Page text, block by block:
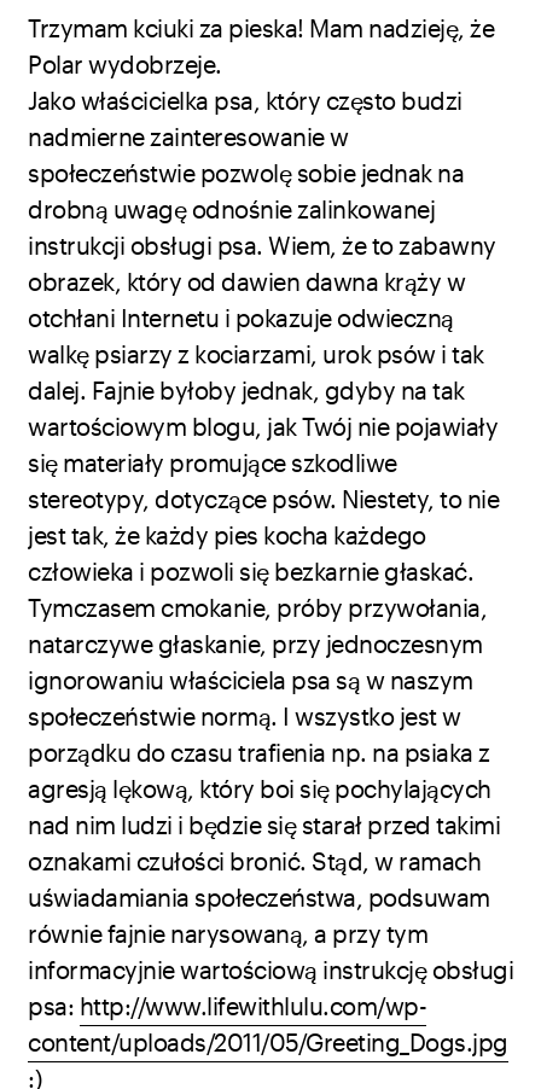
Trzymam kciuki za pieska! Mam nadzieję, że
Polar wydobrzeje.
Jako właścicielka psa, który często budzi
nadmierne zainteresowanie w
społeczeństwie pozwolę sobie jednak na
drobną uwagę odnośnie zalinkowanej
instrukcji obsługi psa. Wiem, że to zabawny
obrazek, który od dawien dawna krąży w
otchłani Internetu i pokazuje odwieczną
walkę psiarzy z kociarzami, urok psów i tak
dalej. Fajnie byłoby jednak, gdyby na tak
wartościowym blogu, jak Twój nie pojawiały
się materiały promujące szkodliwe
stereotypy, dotyczące psów. Niestety, to nie
jest tak, że każdy pies kocha każdego
człowieka i pozwoli się bezkarnie głaskać.
Tymczasem cmokanie, próby przywołania,
natarczywe głaskanie, przy jednoczesnym
ignorowaniu właściciela psa są w naszym
społeczeństwie normą. I wszystko jest w
porządku do czasu trafienia np. na psiaka z
agresją lękową, który boi się pochylających
nad nim ludzi i będzie się starał przed takimi
oznakami czułości bronić. Stąd, w ramach
uświadamiania społeczeństwa, podsuwam
równie fajnie narysowaną, a przy tym
informacyjnie wartościową instrukcję obsługi
psa: http://www.lifewithlulu.com/wp-
content/uploads/2011/05/Greeting_Dogs.jpg
:)